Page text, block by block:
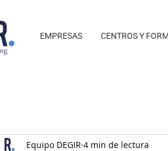
EMPRESAS CENTROS Y
Equipo DEGIR 4 min de lectura